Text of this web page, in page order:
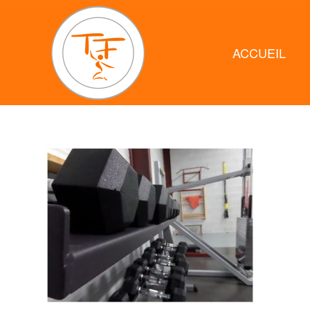
ACCUEIL